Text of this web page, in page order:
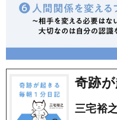
奇跡
三宅裕